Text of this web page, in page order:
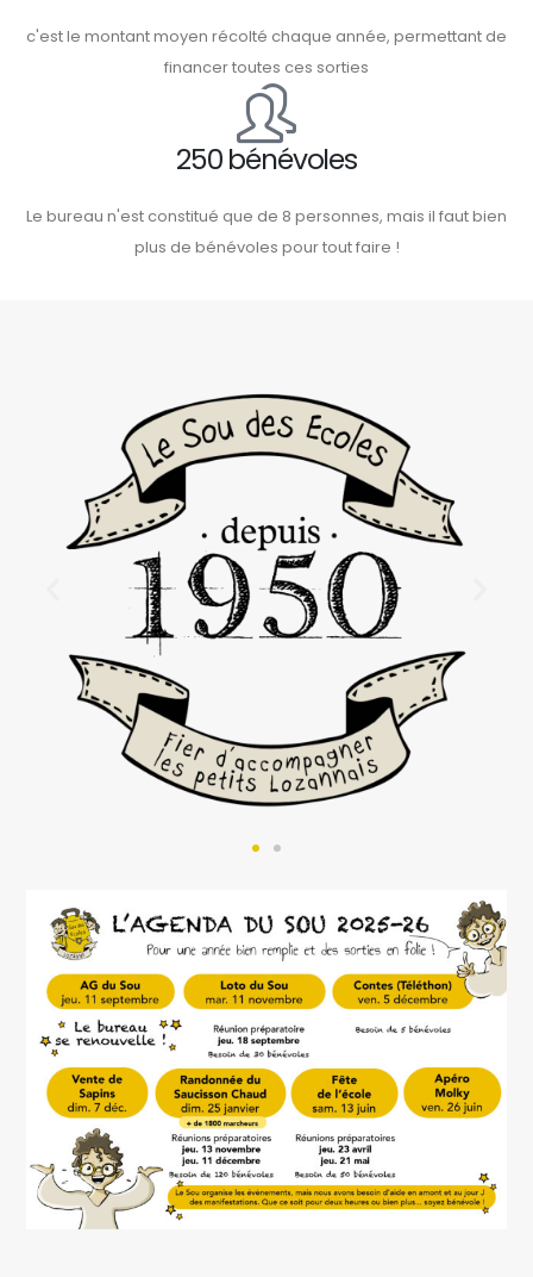
c'est le montant moyen récolté chaque année, permettant de
financer toutes ces sorties
250 bénévoles
Le bureau n'est constitué que de 8 personnes, mais il faut bien
plus de bénévoles pour tout faire !